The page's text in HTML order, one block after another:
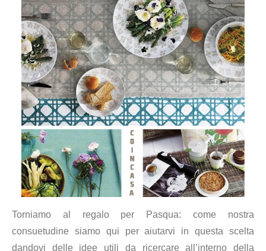
Torniamo al regalo per Pasqua: come nostra
consuetudine siamo qui per aiutarvi in questa scelta
dandovi delle idee utili da ricercare all’interno della